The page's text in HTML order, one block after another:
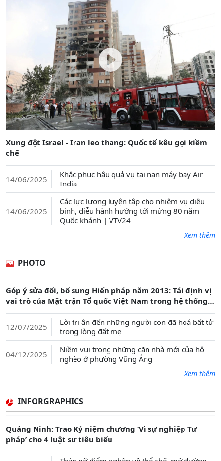
Xung đột Israel - Iran leo thang: Quốc tế kêu gọi kiềm
chế
14/06/2025
Khắc phục hậu quả vụ tai nạn máy bay Air
India
14/06/2025
Các lực lượng luyện tập cho nhiệm vụ diễu
binh, diễu hành hướng tới mừng 80 năm
Quốc khánh | VTV24
Xem thêm
PHOTO
Góp ý sửa đổi, bổ sung Hiến pháp năm 2013: Tái định vị
vai trò của Mặt trận Tổ quốc Việt Nam trong hệ thống
chính trị
12/07/2025
Lời tri ân đến những người con đã hoá bất tử
trong lòng đất mẹ
04/12/2025
Niềm vui trong những căn nhà mới của hộ
nghèo ở phường Vũng Áng
Xem thêm
INFORGRAPHICS
Quảng Ninh: Trao Kỷ niệm chương ‘Vì sự nghiệp Tư
pháp’ cho 4 luật sư tiêu biểu